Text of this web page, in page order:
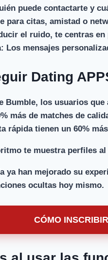
puede contactarte y
para citas, amistad o
el ruido, te centras
Los mensajes
Dating
Bumble, los usuarios
más de matches de
rápida tienen un 60%
te muestra perfiles
ya han mejorado su
ocultas hoy mismo.
CÓMO